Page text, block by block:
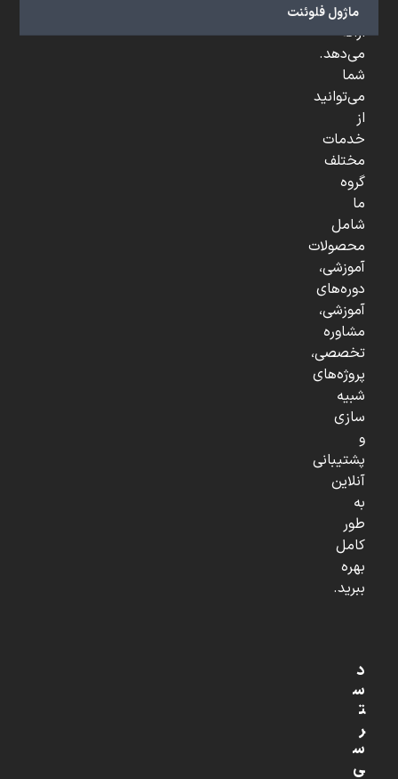
ماژول فلوئنت
...
ارائه
می‌دهد.
شما
می‌توانید
از
خدمات
مختلف
گروه
ما
شامل
محصولات
آموزشی،
دوره‌های
آموزشی،
مشاوره
تخصصی،
پروژه‌های
شبیه
سازی
و
پشتیبانی
آنلاین
به
طور
کامل
بهره
ببرید.
د
س
ت
ر
س
ی